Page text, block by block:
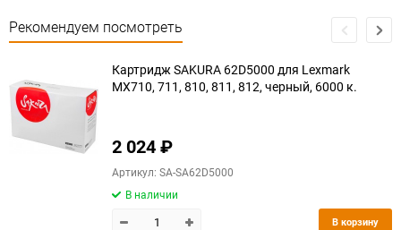
Рекомендуем посмотреть
Картридж SAKURA 62D5000 для Lexmark
MX710, 711, 810, 811, 812, черный, 6000 к.
2 024₽
Артикул: SA-SA62D5000
В наличии
В корзину